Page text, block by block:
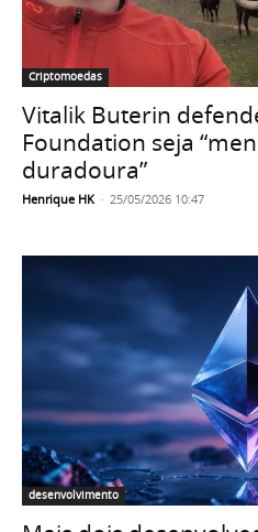
Criptomoedas
Vitalik Buterin
Foundation seja
duradoura”
Henrique HK - 25/05/2026 10:47
desenvolvimento